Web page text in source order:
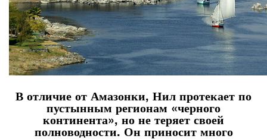
В отличие от Амазонки, Нил протекает по
пустынным регионам «черного
континента», но не теряет своей
полноводности. Он приносит много